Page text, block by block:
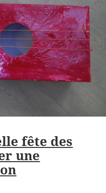
fête des
une